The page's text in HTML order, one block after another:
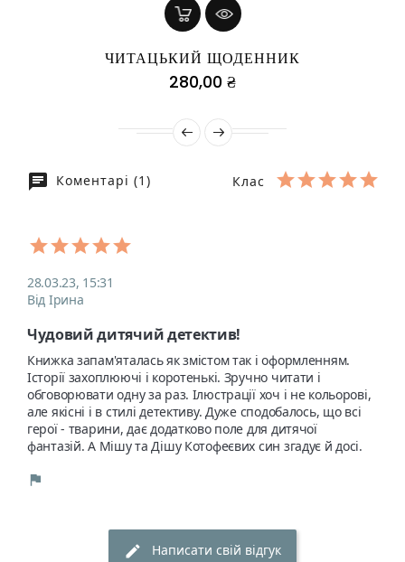
ЧИТАЦЬКИЙ ЩОДЕННИК
280,00 ₴Ціна
Коментарі (1) Клас
28.03.23, 15:31
Від Ірина
Чудовий дитячий детектив!
Книжка запам'яталась як змістом так і оформленням.
Історії захоплюючі і коротенькі. Зручно читати і
обговорювати одну за раз. Ілюстрації хоч і не кольорові,
але якісні і в стилі детективу. Дуже сподобалось, що всі
герої - тварини, дає додатково поле для дитячої
фантазій. А Мішу та Дішу Котофеєвих син згадує й досі.
Написати свій відгук